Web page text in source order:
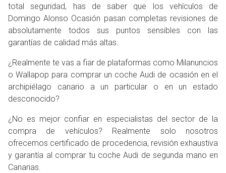
total seguridad, has de saber que los vehículos de
Domingo Alonso Ocasión pasan completas revisiones de
absolutamente todos sus puntos sensibles con las
garantías de calidad más altas.
¿Realmente te vas a fiar de plataformas como Milanuncios
o Wallapop para comprar un coche Audi de ocasión en el
archipiélago canario a un particular o en un estado
desconocido?
¿No es mejor confiar en especialistas del sector de la
compra de vehículos? Realmente solo nosotros
ofrecemos certificado de procedencia, revisión exhaustiva
y garantía al comprar tu coche Audi de segunda mano en
Canarias.